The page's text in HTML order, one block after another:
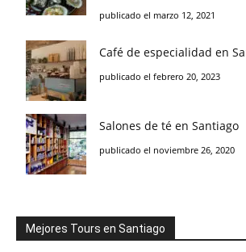
publicado el marzo 12, 2021
Café de especialidad en
publicado el febrero 20, 2023
Salones de té en Santiago
publicado el noviembre 26, 2020
Mejores Tours en Santiago